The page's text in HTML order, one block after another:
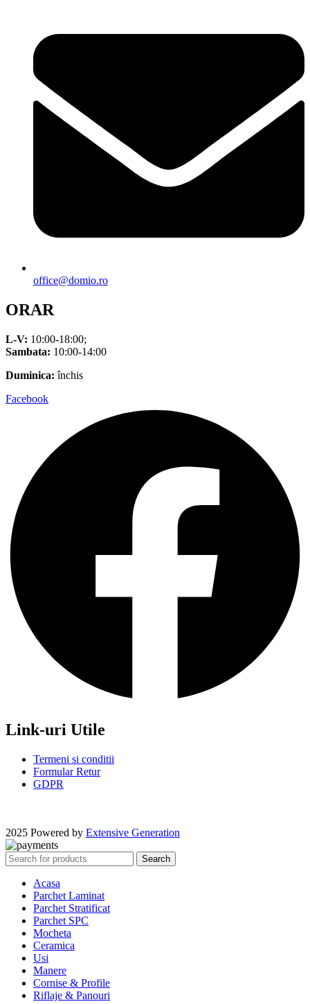
office@domio.ro
ORAR
L-V: 10:00-18:00;
Sambata: 10:00-14:00
Duminica: închis
Facebook
Link-uri Utile
Termeni si conditii
Formular Retur
GDPR
2025 Powered by Extensive Generation
Search
Acasa
Parchet Laminat
Parchet Stratificat
Parchet SPC
Mocheta
Ceramica
Usi
Manere
Cornise & Profile
Riflaje & Panouri